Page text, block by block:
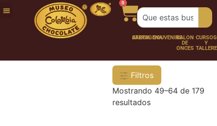
0
FUNDACIÓNNUESTRATRABAJA
CHOCOLATERÍA
CARTAGENASOUVENIRSSALÓN
DE
ONCES
CURSOS
Y
Filtros
Mostrando 49–64 de 179
resultados